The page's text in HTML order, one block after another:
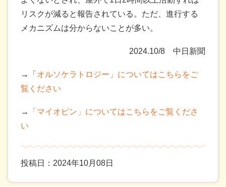
リスクが減ると報告されている。ただ、進行する
メカニズムは分からないことが多い。
2024.10/8 中日新聞
→「 オルソケラトロジー」についてはこちらをご
覧ください
→
「マイオピン」についてはこちらをご覧くださ
い
投稿日：2024年10月08日